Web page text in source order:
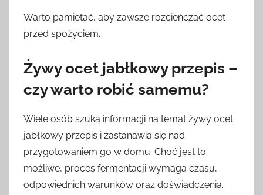
Warto pamiętać, aby zawsze rozcieńczać ocet
przed spożyciem.
Żywy ocet jabłkowy przepis –
czy warto robić samemu?
Wiele osób szuka informacji na temat żywy ocet
jabłkowy przepis i zastanawia się nad
przygotowaniem go w domu. Choć jest to
możliwe, proces fermentacji wymaga czasu,
odpowiednich warunków oraz doświadczenia.